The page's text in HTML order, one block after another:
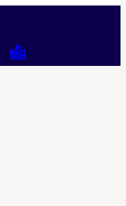
Connection with a sign
Tekst łatwy do